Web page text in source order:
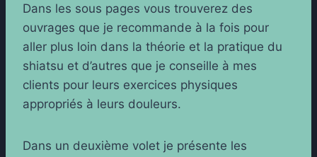
Dans les sous pages vous trouverez des
ouvrages que je recommande à la fois pour
aller plus loin dans la théorie et la pratique du
shiatsu et d’autres que je conseille à mes
clients pour leurs exercices physiques
appropriés à leurs douleurs.
Dans un deuxième volet je présente les